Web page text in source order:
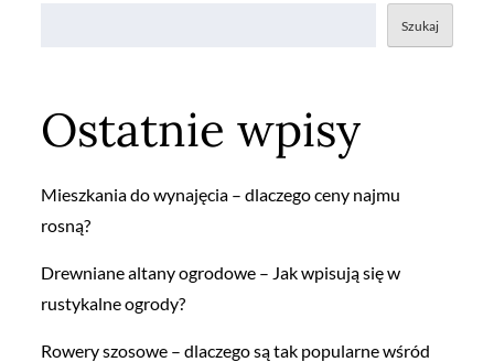
Szukaj
Ostatnie wpisy
Mieszkania do wynajęcia – dlaczego ceny najmu
rosną?
Drewniane altany ogrodowe – Jak wpisują się w
rustykalne ogrody?
Rowery szosowe – dlaczego są tak popularne wśród